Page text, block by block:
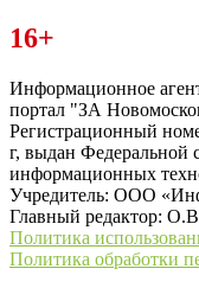
Читайте последние
“ЗаНовомосковск”
16+
Информационное
портал "ЗА
Регистрационный
г, выдан Федеральной
информационных
Учредитель: ООО
Главный редактор:
Политика
Политика обработки